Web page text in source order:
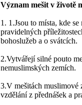
Význam mešit v životě
1. 1.Jsou to místa, kde
pravidelných
bohoslužeb a o svátcích.
2.Vytvářejí silné pouto
nemuslimských zemích.
3.V mešitách muslimové
vzdělání z přednášek a